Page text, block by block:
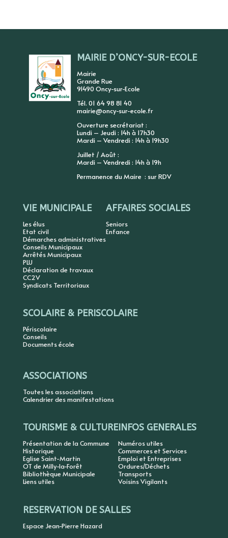
MAIRIE D’ONCY-SUR-ECOLE
Mairie
Grande Rue
91490 Oncy-sur-Ecole
Tél. 01 64 98 81 40
mairie@oncy-sur-ecole.fr
Ouverture secrétariat :
Lundi – Jeudi : 14h à 17h30
Mardi – Vendredi : 14h à 19h30
Juillet / Août :
Mardi – Vendredi : 14h à 19h
Permanence du Maire : sur RDV
VIE MUNICIPALE
Les élus
Etat civil
Démarches administratives
Conseils Municipaux
Arrêtés Municipaux
PLU
Déclaration de travaux
CC2V
Syndicats Territoriaux
AFFAIRES SOCIALES
Seniors
Enfance
SCOLAIRE & PERISCOLAIRE
Périscolaire
Conseils
Documents école
ASSOCIATIONS
Toutes les associations
Calendrier des manifestations
TOURISME & CULTURE
Présentation de la Commune
Historique
Eglise Saint-Martin
OT de Milly-la-Forêt
Bibliothèque Municipale
Liens utiles
INFOS GENERALES
Numéros utiles
Commerces et Services
Emploi et Entreprises
Ordures/Déchets
Transports
Voisins Vigilants
RESERVATION DE SALLES
Espace Jean-Pierre Hazard